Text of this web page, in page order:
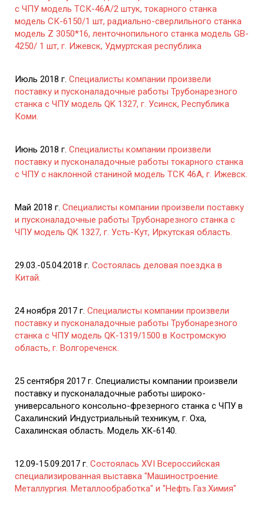
с ЧПУ модель ТСК-46А/2 штук, токарного станка
модель СК-6150/1 шт, радиально-сверлильного станка
модель Z 3050*16, ленточнопильного станка модель GB-
4250/ 1 шт, г. Ижевск, Удмуртская республика
Июль 2018 г. Специалисты компании произвели
поставку и пусконаладочные работы Трубонарезного
станка с ЧПУ модель QK 1327, г. Усинск, Республика
Коми.
Июнь 2018 г. Специалисты компании произвели
поставку и пусконаладочные работы токарного станка
с ЧПУ с наклонной станиной модель ТСК 46А, г. Ижевск.
Май 2018 г. Специалисты компании произвели поставку
и пусконаладочные работы Трубонарезного станка с
ЧПУ модель QK 1327, г. Усть-Кут, Иркутская область.
29.03.-05.04.2018 г. Состоялась деловая поездка в
Китай.
24 ноября 2017 г. Специалисты компании произвели
поставку и пусконаладочные работы Трубонарезного
станка с ЧПУ модель QK-1319/1500 в Костромскую
область, г. Волгореченск.
25 сентября 2017 г. Специалисты компании произвели
поставку и пусконаладочные работы широко-
универсального консольно-фрезерного станка с ЧПУ в
Сахалинский Индустриальный техникум, г. Оха,
Сахалинская область. Модель ХК-6140.
12.09-15.09.2017 г. Состоялась XVI Всероссийская
специализированная выставка "Машиностроение.
Металлургия. Металлообработка" и "Нефть.Газ.Химия"